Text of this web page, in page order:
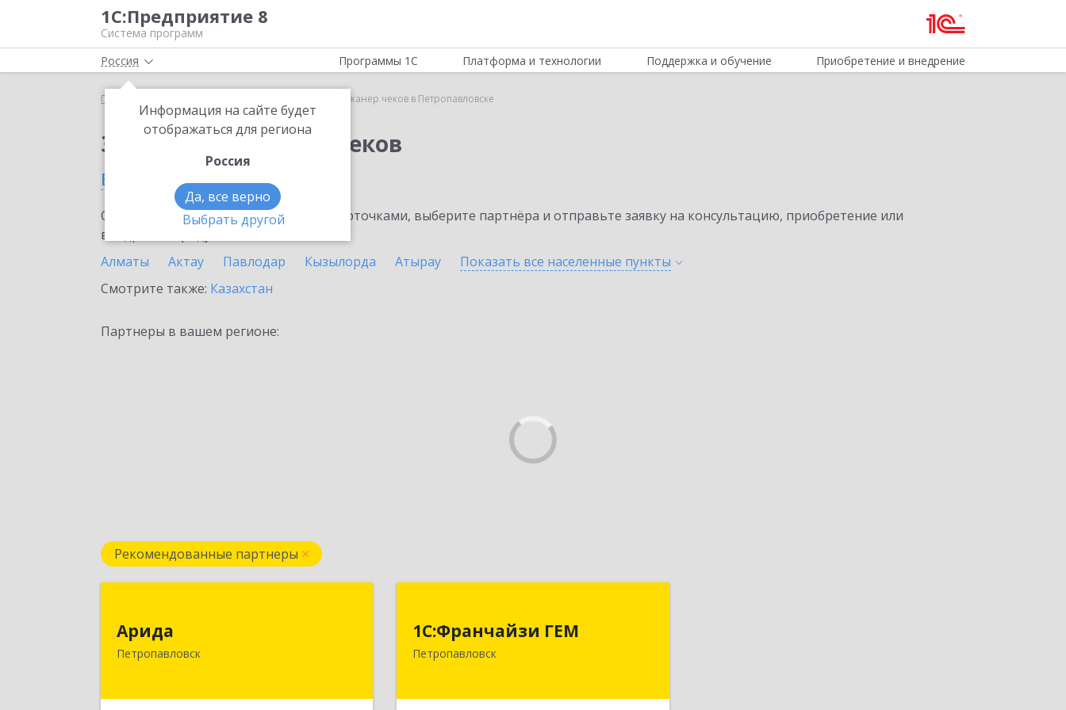
1С:Предприятие 8
Система программ
Россия
Информация на сайте будет
отображаться для региона
Россия
Да, все верно
Выбрать другой
Программы 1С Платформа и технологии Поддержка и обучение Приобретение и внедрение
Главная 1С:Сканер чеков в Петропавловске
Заказать 1С:Сканер чеков
в Петропавловске
Ознакомьтесь с информационными карточками, выберите партнёра и отправьте заявку на консультацию, приобретение или
внедрение продукта.
Алматы
Актау Павлодар Кызылорда Атырау Показать все населенные пункты
Смотрите также: Казахстан
Партнеры в вашем регионе:
Рекомендованные партнеры
Арида
Петропавловск
г.Петропавловск, ул.Назарбаева, дом
1С:Франчайзи ГЕМ
Петропавловск
Казахстан, г. Петропавловск, ул.
Интернациональная, 18 НП2
Подробнее